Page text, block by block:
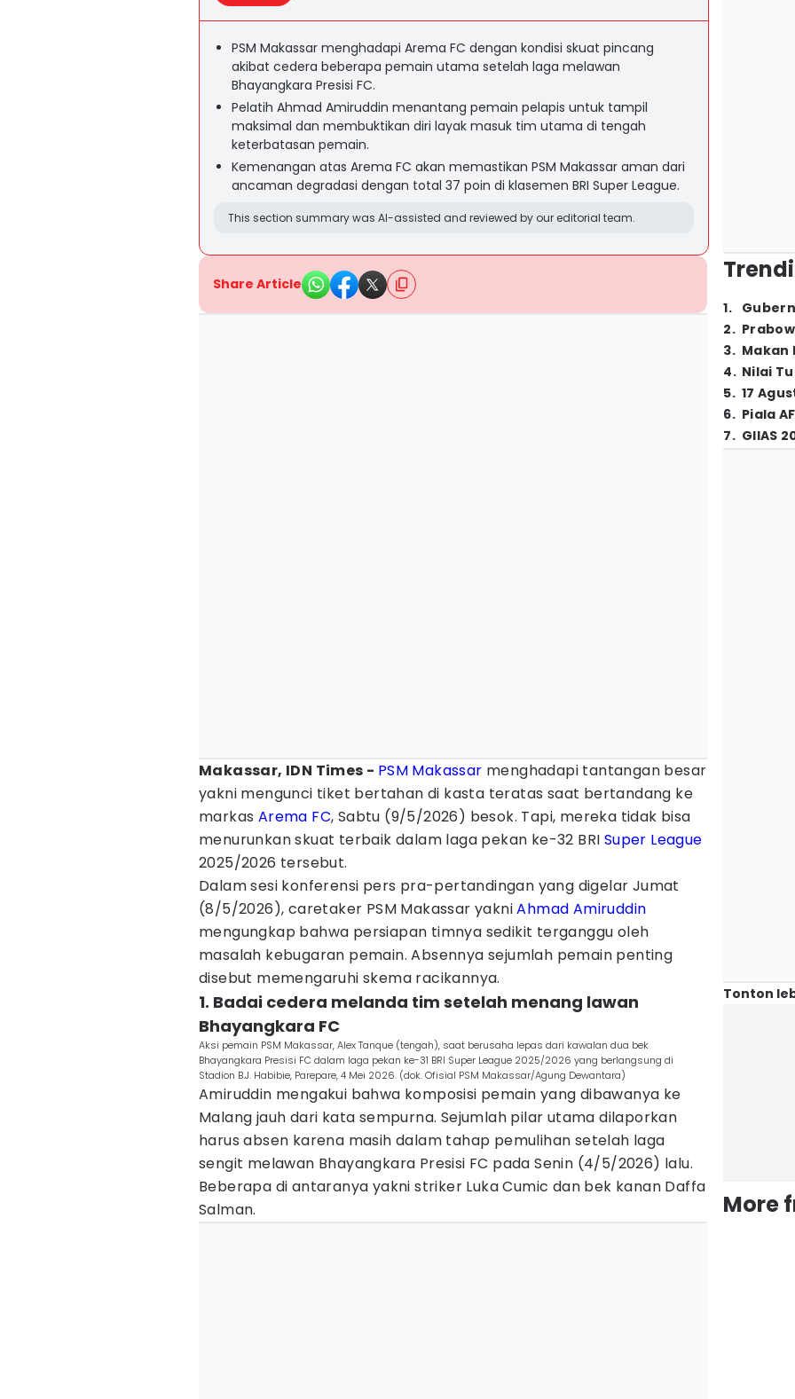
PSM Makassar menghadapi Arema FC dengan kondisi skuat pincang
akibat cedera beberapa pemain utama setelah laga melawan
Bhayangkara Presisi FC.
Pelatih Ahmad Amiruddin menantang pemain pelapis untuk tampil
maksimal dan membuktikan diri layak masuk tim utama di tengah
keterbatasan pemain.
Kemenangan atas Arema FC akan memastikan PSM Makassar aman dari
ancaman degradasi dengan total 37 poin di klasemen BRI Super League.
This section summary was AI-assisted and reviewed by our editorial team.
Share Article
Makassar, IDN Times - PSM Makassar menghadapi tantangan besar
yakni mengunci tiket bertahan di kasta teratas saat bertandang ke
markas Arema FC, Sabtu (9/5/2026) besok. Tapi, mereka tidak bisa
menurunkan skuat terbaik dalam laga pekan ke-32 BRI Super League
2025/2026 tersebut.
Dalam sesi konferensi pers pra-pertandingan yang digelar Jumat
(8/5/2026), caretaker PSM Makassar yakniAhmad Amiruddin
mengungkap bahwa persiapan timnya sedikit terganggu oleh
masalah kebugaran pemain. Absennya sejumlah pemain penting
disebut memengaruhi skema racikannya.
1. Badai cedera melanda tim setelah menang lawan
Bhayangkara FC
Aksi pemain PSM Makassar, Alex Tanque (tengah), saat berusaha lepas dari kawalan dua bek
Bhayangkara Presisi FC dalam laga pekan ke-31 BRI Super League 2025/2026 yang berlangsung di
Stadion B.J. Habibie, Parepare, 4 Mei 2026. (dok. Ofisial PSM Makassar/Agung Dewantara)
Amiruddin mengakui bahwa komposisi pemain yang dibawanya ke
Malang jauh dari kata sempurna. Sejumlah pilar utama dilaporkan
harus absen karena masih dalam tahap pemulihan setelah laga
sengit melawan Bhayangkara Presisi FC pada Senin (4/5/2026) lalu.
Beberapa di antaranya yakni striker Luka Cumic dan bek kanan Daffa
Salman.
1.
2.
3. Makan
4. Nilai
5. 17
6. Piala
7. GIIAS
Tonton
More